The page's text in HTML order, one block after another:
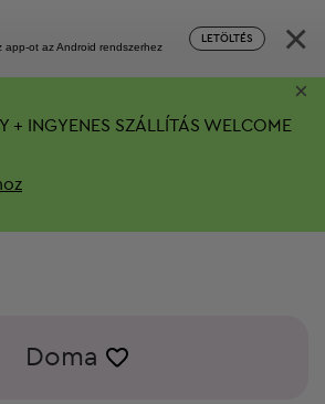
app-ot az Android rendszerhez
LETÖLTÉS ×
+ INGYENES SZÁLLÍTÁS WELCOME
×
Doma